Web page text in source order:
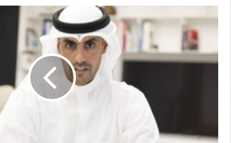
مشروع
تحول
بنك
الخليج